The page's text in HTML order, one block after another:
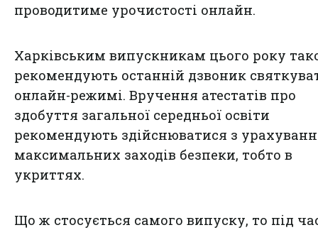
проводитиме урочистості онлайн.
Харківським випускникам цього року
рекомендують останній дзвоник
онлайн-режимі. Вручення атестатів про
здобуття загальної середньої освіти
рекомендують здійснюватися з
максимальних заходів безпеки, тобто в
укриттях.
Що ж стосується самого випуску, то під